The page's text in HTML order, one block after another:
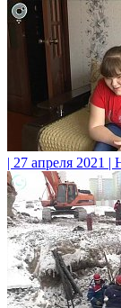
| 27 апреля 2021 |